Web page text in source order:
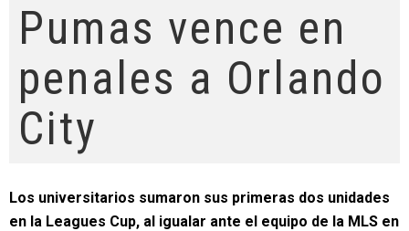
Pumas vence en
penales a Orlando
City
Los universitarios sumaron sus primeras dos unidades
en la Leagues Cup, al igualar ante el equipo de la MLS en